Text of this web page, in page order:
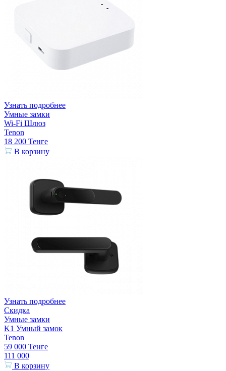
Узнать подробнее
Умные замки
Wi-Fi Шлюз
Tenon
18 200 Тенге
В корзину
Узнать подробнее
Скидка
Умные замки
K1 Умный замок
Tenon
59 000 Тенге
111 000
В корзину